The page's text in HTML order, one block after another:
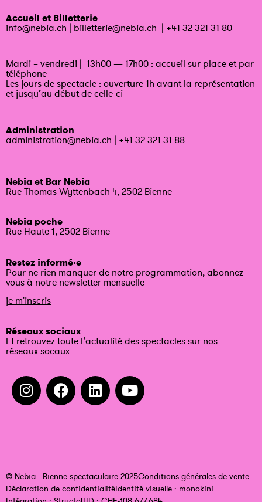
Accueil et Billetterie
info@nebia.ch | billetterie@nebia.ch | +41 32 321 31 80
Mardi – vendredi | 13h00 — 17h00 : accueil sur place et par
téléphone
Les jours de spectacle : ouverture 1h avant la représentation
et jusqu’au début de celle-ci
Administration
administration@nebia.ch | +41 32 321 31 88
Nebia et Bar Nebia
Rue Thomas-Wyttenbach 4, 2502 Bienne
Nebia poche
Rue Haute 1, 2502 Bienne
Restez informé·e
Pour ne rien manquer de notre programmation, abonnez-
vous à notre newsletter mensuelle
je m’inscris
Réseaux sociaux
Et retrouvez toute l’actualité des spectacles sur nos
réseaux socaux
© Nebia · Bienne spectaculaire 2025Conditions générales de vente
Déclaration de confidentialitéIdentité visuelle : monokini